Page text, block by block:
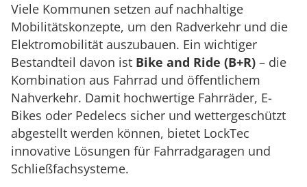
Viele Kommunen setzen auf nachhaltige
Mobilitätskonzepte, um den Radverkehr und die
Elektromobilität auszubauen. Ein wichtiger
Bestandteil davon ist Bike and Ride (B+R) – die
Kombination aus Fahrrad und öffentlichem
Nahverkehr. Damit hochwertige Fahrräder, E-
Bikes oder Pedelecs sicher und wettergeschützt
abgestellt werden können, bietet LockTec
innovative Lösungen für Fahrradgaragen und
Schließfachsysteme.